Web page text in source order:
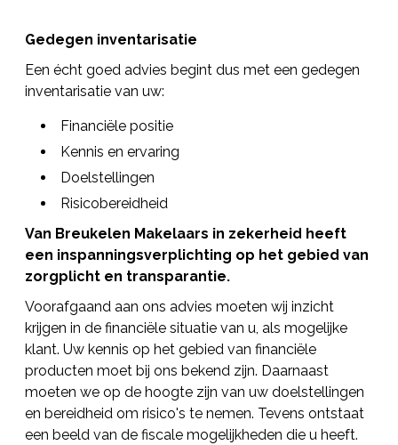
Gedegen inventarisatie
Een écht goed advies begint dus met een gedegen
inventarisatie van uw:
Financiële positie
Kennis en ervaring
Doelstellingen
Risicobereidheid
Van Breukelen Makelaars in zekerheid heeft
een inspanningsverplichting op het gebied van
zorgplicht en transparantie.
Voorafgaand aan ons advies moeten wij inzicht
krijgen in de financiële situatie van u, als mogelijke
klant. Uw kennis op het gebied van financiële
producten moet bij ons bekend zijn. Daarnaast
moeten we op de hoogte zijn van uw doelstellingen
en bereidheid om risico's te nemen. Tevens ontstaat
een beeld van de fiscale mogelijkheden die u heeft.